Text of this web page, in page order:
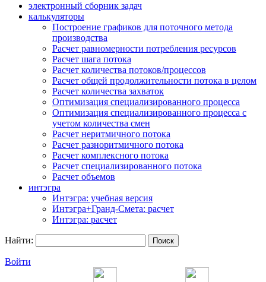
электронный сборник задач
калькуляторы
Построение графиков для поточного метода
производства
Расчет равномерности потребления ресурсов
Расчет шага потока
Расчет количества потоков/процессов
Расчет общей продолжительности потока в целом
Расчет количества захваток
Оптимизация специализированного процесса
Оптимизация специализированного процесса с
учетом количества смен
Расчет неритмичного потока
Расчет разноритмичного потока
Расчет комплексного потока
Расчет специализированного потока
Расчет объемов
интэгра
Интэгра: учебная версия
Интэгра+Гранд-Смета: расчет
Интэгра: расчет
Найти:
Войти